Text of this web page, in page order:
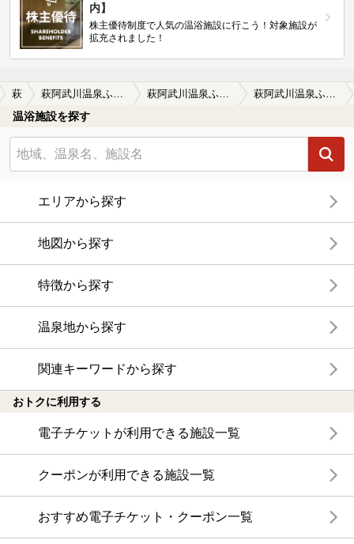
内】
株主優待制度で人気の温浴施設に行こう！対象施設が
拡充されました！
萩
温浴施設を探す
エリアから探す
地図から探す
特徴から探す
温泉地から探す
関連キーワードから探す
おトクに利用する
電子チケットが利用できる施設一覧
クーポンが利用できる施設一覧
おすすめ電子チケット・クーポン一覧